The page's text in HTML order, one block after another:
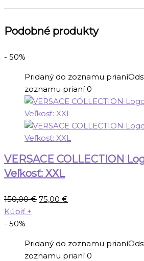
Podobné produkty
- 50%
Pridaný do zoznamu prianí
zoznamu prianí 0
VERSACE COLLECTION
Veľkosť: XXL
150,00€ Pôvodná
75,00 €
Kúpiť +
- 50%
Pridaný do zoznamu prianí
zoznamu prianí 0